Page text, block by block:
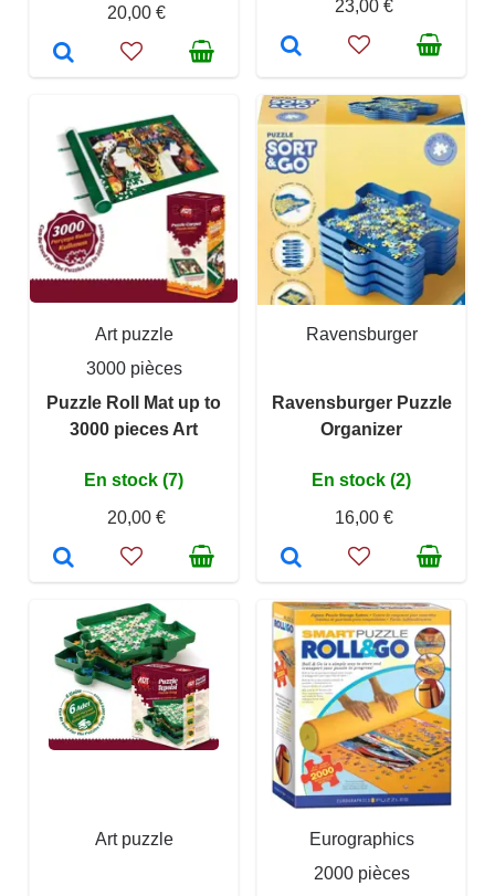
20,00 € 23,00 €
Art puzzle
3000 pièces
Puzzle Roll Mat up to
3000 pieces Art
En stock (7)
20,00 €
Ravensburger
Ravensburger Puzzle
Organizer
En stock (2)
16,00 €
Art puzzle
Eurographics
2000 pièces